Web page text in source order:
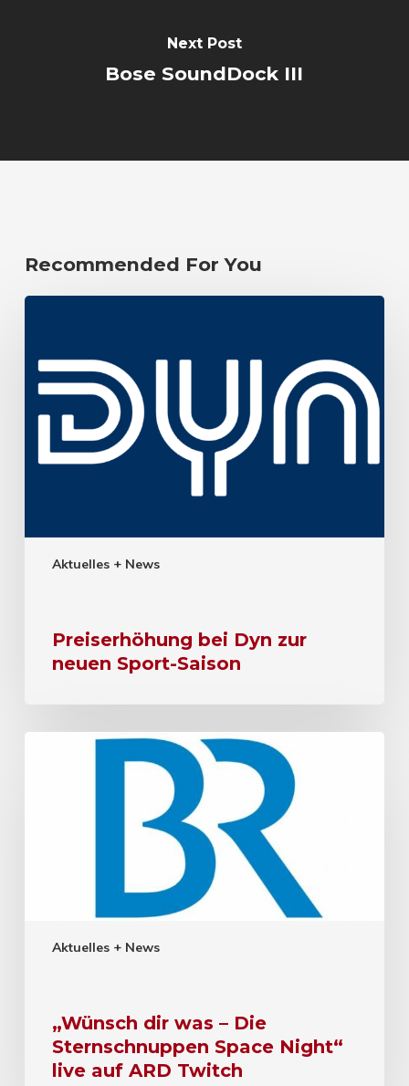
Next Post
Bose SoundDock III
Recommended For You
Aktuelles + News
Preiserhöhung bei Dyn zur
neuen Sport-Saison
Aktuelles + News
„Wünsch dir was – Die
Sternschnuppen Space Night“
live auf ARD Twitch